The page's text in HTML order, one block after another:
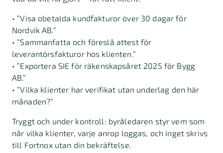
• ”Visa obetalda kundfakturor över 30 dagar för
Nordvik AB.”
• ”Sammanfatta och föreslå attest för
leverantörsfakturor hos klienten.”
• ”Exportera SIE för räkenskapsåret 2025 för Bygg
AB.”
• ”Vilka klienter har verifikat utan underlag den här
månaden?”
Tryggt och under kontroll: byråledaren styr vem som
når vilka klienter, varje anrop loggas, och inget skrivs
till Fortnox utan din bekräftelse.